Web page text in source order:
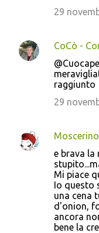
29
CoCò -
raggiunto
29
Moscerino
e brava la
Mi piace
Io questo
una cena
d'onion,
ancora
bene la